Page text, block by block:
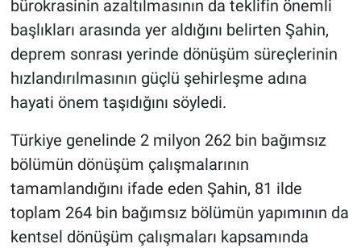
bürokrasinin azaltılmasının da teklifin önemli
başlıkları arasında yer aldığını belirten Şahin,
deprem sonrası yerinde dönüşüm süreçlerinin
hızlandırılmasının güçlü şehirleşme adına
hayati önem taşıdığını söyledi.
Türkiye genelinde 2 milyon 262 bin bağımsız
bölümün dönüşüm çalışmalarının
tamamlandığını ifade eden Şahin, 81 ilde
toplam 264 bin bağımsız bölümün yapımının da
kentsel dönüşüm çalışmaları kapsamında